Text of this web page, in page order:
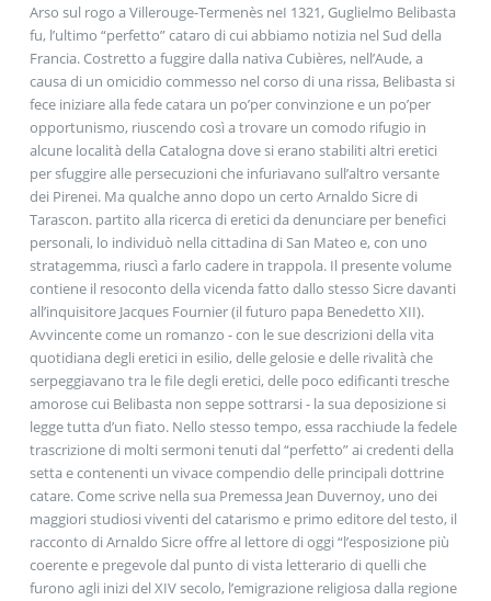
Arso sul rogo a Villerouge-Termenès neI 1321, Guglielmo Belibasta
fu, l’ultimo “perfetto” cataro di cui abbiamo notizia nel Sud della
Francia. Costretto a fuggire dalla nativa Cubières, nell’Aude, a
causa di un omicidio commesso nel corso di una rissa, Belibasta si
fece iniziare alla fede catara un po’per convinzione e un po’per
opportunismo, riuscendo così a trovare un comodo rifugio in
alcune località della Catalogna dove si erano stabiliti altri eretici
per sfuggire alle persecuzioni che infuriavano sull’altro versante
dei Pirenei. Ma qualche anno dopo un certo Arnaldo Sicre di
Tarascon. partito alla ricerca di eretici da denunciare per benefici
personali, lo individuò nella cittadina di San Mateo e, con uno
stratagemma, riuscì a farlo cadere in trappola. Il presente volume
contiene il resoconto della vicenda fatto dallo stesso Sicre davanti
all’inquisitore Jacques Fournier (il futuro papa Benedetto XII).
Avvincente come un romanzo - con le sue descrizioni della vita
quotidiana degli eretici in esilio, delle gelosie e delle rivalità che
serpeggiavano tra le file degli eretici, delle poco edificanti tresche
amorose cui Belibasta non seppe sottrarsi - la sua deposizione si
legge tutta d’un fiato. Nello stesso tempo, essa racchiude la fedele
trascrizione di molti sermoni tenuti dal “perfetto” ai credenti della
setta e contenenti un vivace compendio delle principali dottrine
catare. Come scrive nella sua Premessa Jean Duvernoy, uno dei
maggiori studiosi viventi del catarismo e primo editore del testo, il
racconto di Arnaldo Sicre offre al lettore di oggi “l’esposizione più
coerente e pregevole dal punto di vista letterario di quelli che
furono agli inizi del XIV secolo, l’emigrazione religiosa dalla regione